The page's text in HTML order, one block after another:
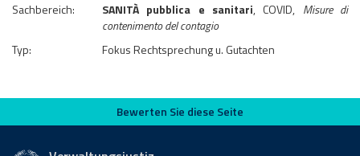
Sachbereich: SANITÀ pubblica e sanitari, COVID, Misure di
contenimento del contagio
Typ:
Fokus Rechtsprechung u. Gutachten
Bewerten Sie diese Seite
Bewerten Sie diese Seite